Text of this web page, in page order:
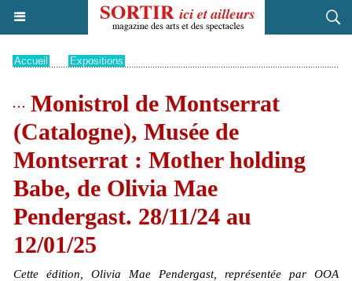
Accueil Expositions
Monistrol de Montserrat
(Catalogne), Musée de
Montserrat : Mother holding
Babe, de Olivia Mae
Pendergast. 28/11/24 au
12/01/25
Cette édition, Olivia Mae Pendergast, représentée par OOA